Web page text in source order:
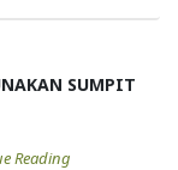
SUMPIT
Reading